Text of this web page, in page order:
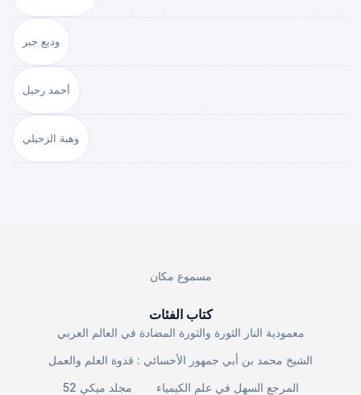
وديع جبر
أحمد رحيل
وهبة الزحيلي
مسموع مكان
كتاب الفئات
معمودية النار الثورة والثورة المضادة في العالم العربي
الشيخ محمد بن أبي جمهور الأحسائي : قدوة العلم والعمل
مجلد ميكي 52
المرجع السهل في علم الكيمياء